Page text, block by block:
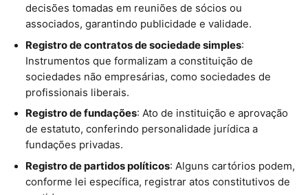
decisões tomadas em reuniões de sócios ou
associados, garantindo publicidade e validade.
Registro de contratos de sociedade simples:
Instrumentos que formalizam a constituição de
sociedades não empresárias, como sociedades de
profissionais liberais.
Registro de fundações: Ato de instituição e aprovação
de estatuto, conferindo personalidade jurídica a
fundações privadas.
Registro de partidos políticos: Alguns cartórios podem,
conforme lei específica, registrar atos constitutivos de